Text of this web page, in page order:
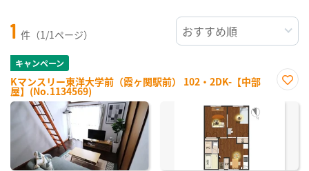
1 件（1/1ページ）
キャンペーン
Kマンスリー東洋大学前（霞ヶ関駅前） 102・2DK-【中部
屋】(No.1134569)
に入